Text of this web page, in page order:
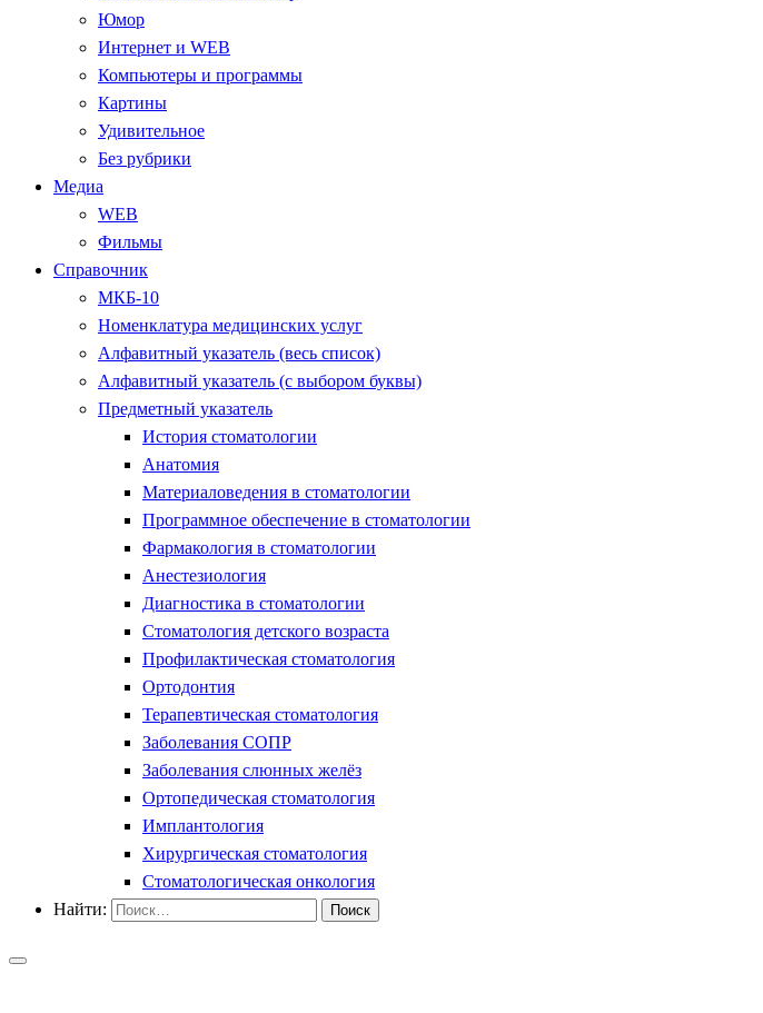
Юмор
Интернет и WEB
Компьютеры и программы
Картины
Удивительное
Без рубрики
Медиа
WEB
Фильмы
Справочник
МКБ-10
Номенклатура медицинских услуг
Алфавитный указатель (весь список)
Алфавитный указатель (с выбором буквы)
Предметный указатель
История стоматологии
Анатомия
Материаловедения в стоматологии
Программное обеспечение в стоматологии
Фармакология в стоматологии
Анестезиология
Диагностика в стоматологии
Стоматология детского возраста
Профилактическая стоматология
Ортодонтия
Терапевтическая стоматология
Заболевания СОПР
Заболевания слюнных желёз
Ортопедическая стоматология
Имплантология
Хирургическая стоматология
Стоматологическая онкология
Найти: